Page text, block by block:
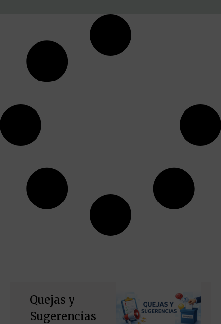
Quejas y
Sugerencias